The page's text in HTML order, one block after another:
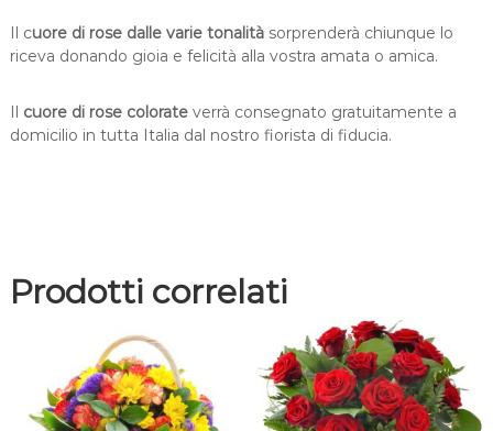
t
à
Il cuore di rose dalle varie tonalitàsorprenderà chiunque lo
riceva donando gioia e felicità alla vostra amata o amica.
cuore di rose colorateverrà consegnato gratuitamente a
domicilio in tutta Italia dal nostro fiorista di fiducia.
Prodotti correlati